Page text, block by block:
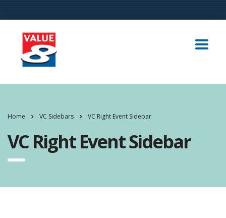
Home VC Sidebars VC Right Event Sidebar
VC Right Event Sidebar